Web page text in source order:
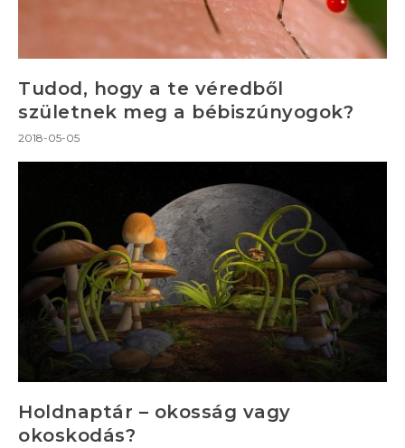
Tudod, hogy a te véredből
születnek meg a bébiszúnyogok?
2018-05-05
Holdnaptár – okosság vagy
okoskodás?